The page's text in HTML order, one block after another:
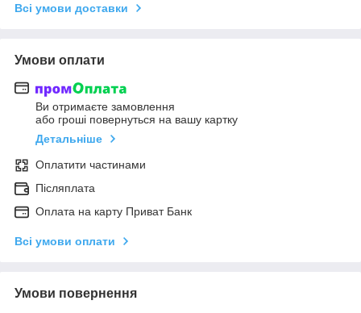
Всі умови доставки
Умови оплати
Ви отримаєте замовлення
або гроші повернуться на вашу картку
Детальніше
Оплатити частинами
Післяплата
Оплата на карту Приват Банк
Всі умови оплати
Умови повернення